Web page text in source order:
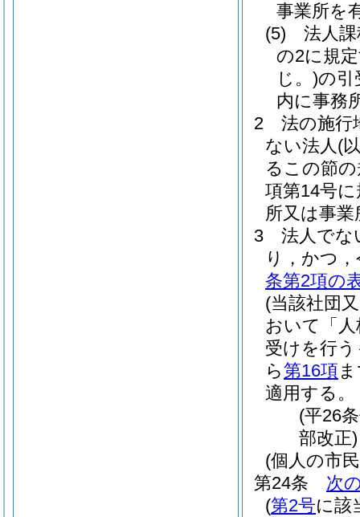
事業所を
(5)
法人
の2に規
じ。)の引
内に事務
2
法の施行
ない法人(
るこの節
項第14号
所又は事
3
法人でな
り，かつ
条第2項の
(当該社団
おいて「
受けを行
ら第16項
適用する。
(平26
部改正)
(個人の市
第24条
次
(第2号に該